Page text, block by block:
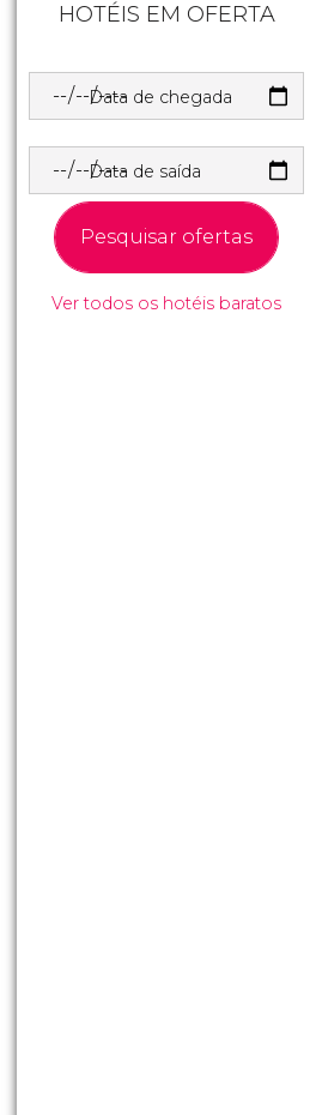
HOTÉIS EM OFERTA
Data de chegada
Data de saída
Pesquisar ofertas
Ver todos os hotéis baratos